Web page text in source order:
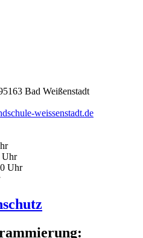
Bad Weißenstadt
weissenstadt.de
Uhr
Uhr